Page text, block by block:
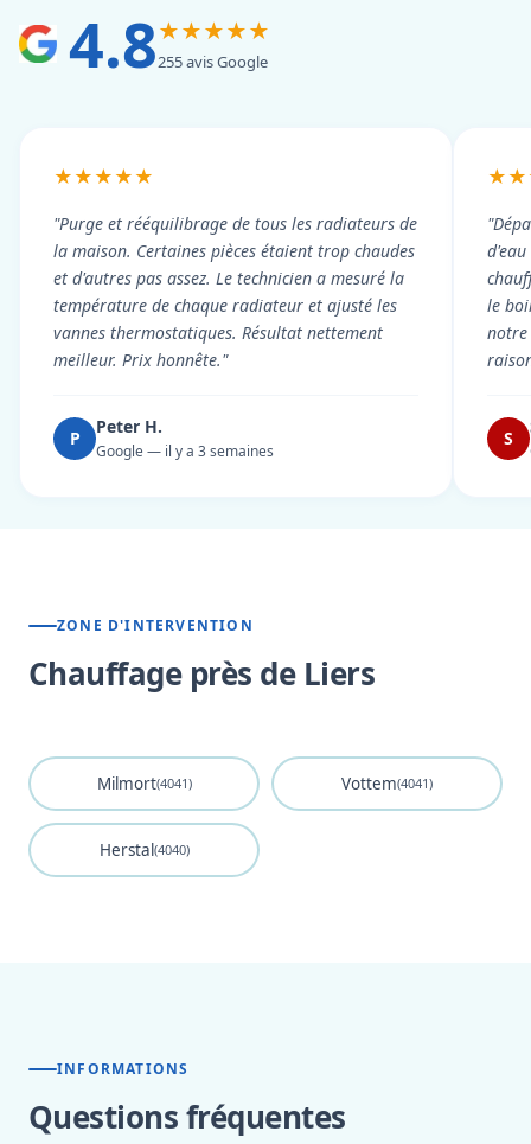
4.8★★★★★
255 avis Google
★★★★★
"Purge et rééquilibrage de tous les radiateurs de
la maison. Certaines pièces étaient trop chaudes
et d'autres pas assez. Le technicien a mesuré la
température de chaque radiateur et ajusté les
vannes thermostatiques. Résultat nettement
meilleur. Prix honnête."
P
Peter H.
Google — il y a 3 semaines
le
notre
S
ZONE D'INTERVENTION
Chauffage près de Liers
Milmort(4041) Vottem(4041)
Herstal(4040)
INFORMATIONS
Questions fréquentes